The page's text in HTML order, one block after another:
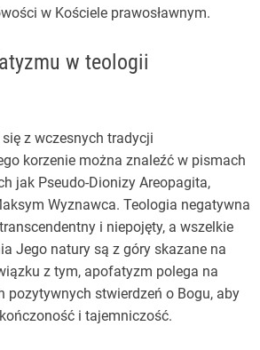
w Kościele prawosławnym.
w teologii
z wczesnych tradycji
korzenie można znaleźć w pismach
jak Pseudo-Dionizy Areopagita,
Wyznawca. Teologia negatywna
i niepojęty, a wszelkie
Jego natury są z góry skazane na
z tym, apofatyzm polega na
pozytywnych stwierdzeń o Bogu, aby
i tajemniczość.